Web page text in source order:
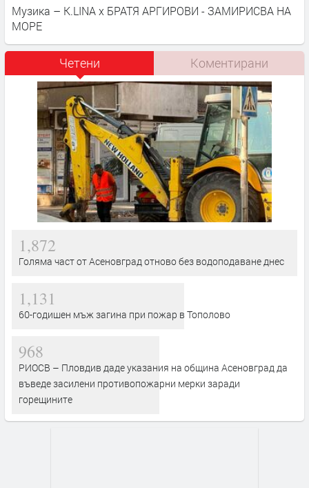
Музика – K.LINA x БРАТЯ АРГИРОВИ - ЗАМИРИСВА НА
МОРЕ
Четени Коментирани
1,872
Голяма част от Асеновград отново без водоподаване днес
1,131
60-годишен мъж загина при пожар в Тополово
968
РИОСВ – Пловдив даде указания на община Асеновград да
въведе засилени противопожарни мерки заради
горещините